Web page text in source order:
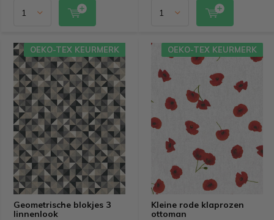
Geometrische blokjes 3
linnenlook
OEKO-TEX KEURMERK
Kleine rode klaprozen
ottoman
OEKO-TEX KEURMERK